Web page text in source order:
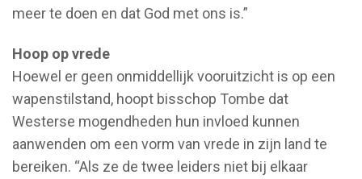
meer te doen en dat God met ons is.”
Hoop op vrede
Hoewel er geen onmiddellijk vooruitzicht is op een
wapenstilstand, hoopt bisschop Tombe dat
Westerse mogendheden hun invloed kunnen
aanwenden om een vorm van vrede in zijn land te
bereiken. “Als ze de twee leiders niet bij elkaar